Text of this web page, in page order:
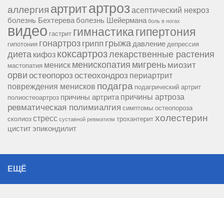
аллергия артритартрозасептический некроз
болезнь Бехтерева болезнь Шейермана боль в ногах
видео гастрит гимнастикагипертония
гипотония гонартроз грипп грыжа давление депрессия
диета кифоз коксартроз лекарственные растения
мастопатия мениск менископатия мигрень миозит
орви остеопороз остеохондроз периартрит
повреждения менисков подагра подагрический артрит
полиостеоартроз причины артрита причины артроза
ревматическая полимиалгия симптомы остеопороза
сколиоз стресс суставной ревматизм трохантерит холестерин
циститэпикондилит
ЕЩЁ